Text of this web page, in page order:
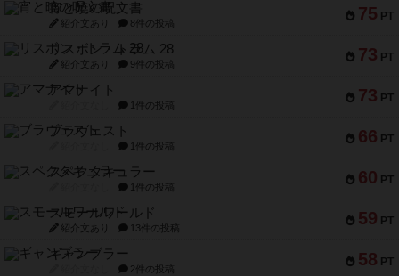
75 PT
宵と暁の呪文書
紹介文あり 8件の投稿
73 PT
リスボン・トラム 28
紹介文あり 9件の投稿
73 PT
アマナイト
1件の投稿
66 PT
ブラヴェスト
1件の投稿
60 PT
スペクタキュラー
1件の投稿
59 PT
スモールワールド
紹介文あり 13件の投稿
58 PT
ギャンブラー
2件の投稿